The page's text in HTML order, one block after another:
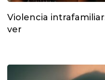
Violencia
ver